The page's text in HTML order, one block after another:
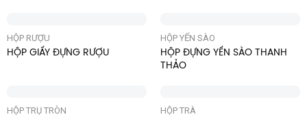
HỘP RƯỢU
HỘP GIẤY ĐỰNG RƯỢU
HỘP YẾN SÀO
HỘP ĐỰNG YẾN SÀO THANH
THẢO
HỘP TRỤ TRÒN HỘP TRÀ